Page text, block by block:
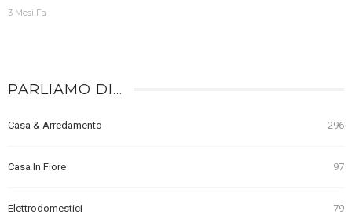
3 Mesi Fa
PARLIAMO DI…
Casa & Arredamento 296
Casa In Fiore 97
Elettrodomestici 79